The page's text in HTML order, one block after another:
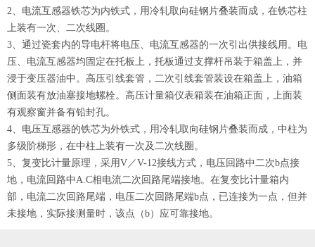
2、电流互感器铁芯为内铁式，用冷轧取向硅钢片叠装而成，在铁芯柱
上装有一次、二次线圈。
3、通过瓷套内的导电杆将电压、电流互感器的一次引出供接线用。电
压、电流互感器均固定在托板上，托板通过支撑杆吊装于箱盖上，并
浸于变压器油中。高压引线套管，二次引线套管装设在箱盖上，油箱
侧面装有放油塞接地螺栓。高压计量箱仪表箱装在油箱正面，上面装
有观察窗并备有铅封孔。
4、电压互感器的铁芯为外铁式，用冷轧取向硅钢片叠装而成，中柱为
多级阶梯形，在中柱上装有一次及二次线圈。
5、复变比计量原理，采用V／V-12接线方式，电压回路中二次b点接
地，电流回路中A.C相电流二次回路尾端接地。在复变比计量箱内
部，电流二次回路尾端，电压二次回路尾端b点，已连接为一点，但并
未接地，实际接测量时，该点（b）应可靠接地。